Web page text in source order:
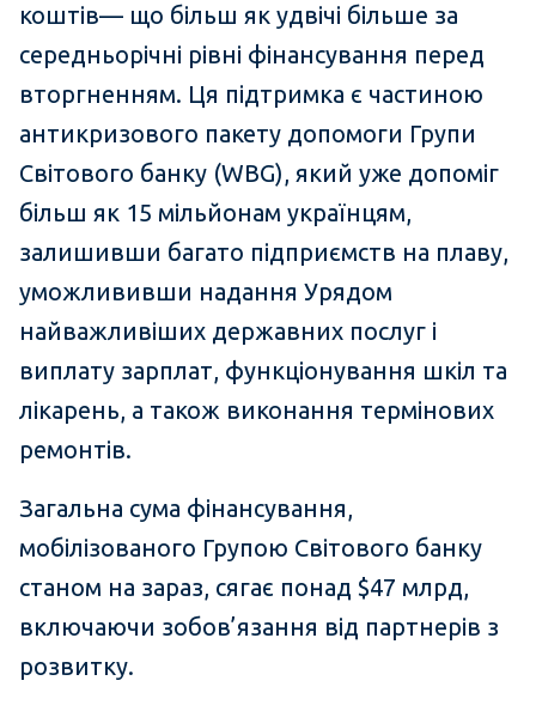
коштів— що більш як удвічі більше за
середньорічні рівні фінансування перед
вторгненням. Ця підтримка є частиною
антикризового пакету допомоги Групи
Світового банку (WBG), який уже допоміг
більш як 15 мільйонам українцям,
залишивши багато підприємств на плаву,
уможлививши надання Урядом
найважливіших державних послуг і
виплату зарплат, функціонування шкіл та
лікарень, а також виконання термінових
ремонтів.
Загальна сума фінансування,
мобілізованого Групою Світового банку
станом на зараз, сягає понад $47 млрд,
включаючи зобов’язання від партнерів з
розвитку.